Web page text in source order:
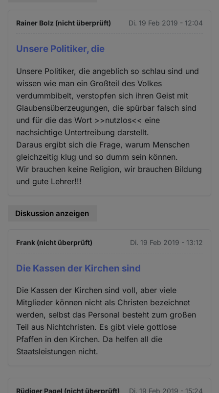
Rainer Bolz (nicht überprüft) Di. 19 Feb 2019 - 12:04
Unsere Politiker, die
Unsere Politiker, die angeblich so schlau sind und
wissen wie man ein Großteil des Volkes
verdummbibelt, verstopfen sich ihren Geist mit
Glaubensüberzeugungen, die spürbar falsch sind
und für die das Wort >>nutzlos<< eine
nachsichtige Untertreibung darstellt.
Daraus ergibt sich die Frage, warum Menschen
gleichzeitig klug und so dumm sein können.
Wir brauchen keine Religion, wir brauchen Bildung
und gute Lehrer!!!
Diskussion anzeigen
Frank (nicht überprüft) Di. 19 Feb 2019 - 13:12
Die Kassen der Kirchen sind
Die Kassen der Kirchen sind voll, aber viele
Mitglieder können nicht als Christen bezeichnet
werden, selbst das Personal besteht zum großen
Teil aus Nichtchristen. Es gibt viele gottlose
Pfaffen in den Kirchen. Da helfen all die
Staatsleistungen nicht.
Rüdiger Pagel (nicht überprüft) Di. 19 Feb 2019 - 15:24